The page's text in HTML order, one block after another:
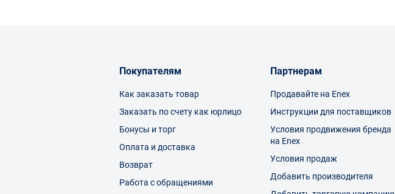
Покупателям
Как заказать товар
Заказать по счету как юрлицо
Бонусы и торг
Оплата и доставка
Возврат
Работа с обращениями
Партнерам
Продавайте на Enex
Инструкции для поставщиков
Условия продвижения бренда
на Enex
Условия продаж
Добавить производителя